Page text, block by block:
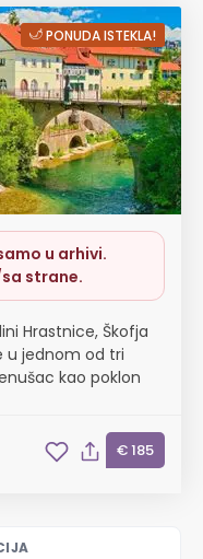
PONUDA ISTEKLA!
u arhivi.
strane.
Hrastnice, Škofja
u jednom od tri
kao poklon
€ 185